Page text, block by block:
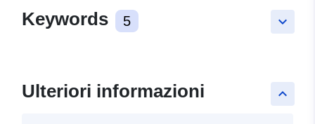
keyboard_arrow_down
Keywords 5
keyboard_arrow_up
Ulteriori informazioni